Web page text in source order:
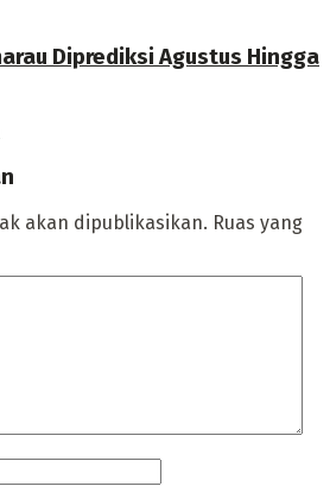
Diprediksi Agustus Hingga
akan dipublikasikan. Ruas yang